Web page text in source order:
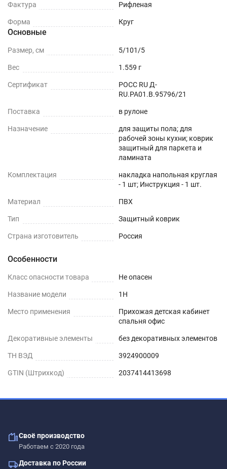
Фактура Рифленая
Форма Круг
Основные
Размер, см 5/101/5
Вес 1.559 г
Сертификат
РОСС RU Д-
RU.РА01.В.95796/21
Поставка в рулоне
Назначение
для защиты пола; для
рабочей зоны кухни; коврик
защитный для паркета и
ламината
Комплектация
накладка напольная круглая
- 1 шт; Инструкция - 1 шт.
Материал ПВХ
Тип Защитный коврик
Страна изготовитель Россия
Особенности
Класс опасности товара Не опасен
Название модели 1H
Место применения
Прихожая детская кабинет
спальня офис
Декоративные элементы без декоративных элементов
ТН ВЭД 3924900009
GTIN (Штрихкод) 2037414413698
Своё производство
Работаем с 2020 года
Доставка по России